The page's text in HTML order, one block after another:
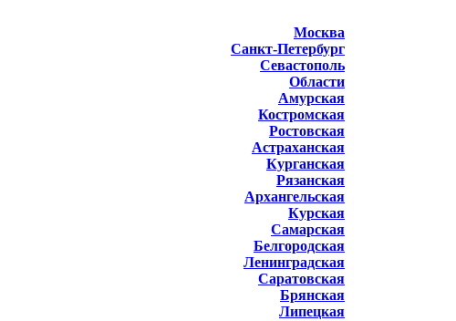
Москва
Санкт-Петербург
Севастополь
Области
Амурская
Костромская
Ростовская
Астраханская
Курганская
Рязанская
Архангельская
Курская
Самарская
Белгородская
Ленинградская
Саратовская
Брянская
Липецкая